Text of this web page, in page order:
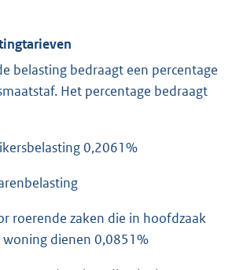
belasting bedraagt een percentage
Het percentage bedraagt
0,2061%
roerende zaken die in hoofdzaak
dienen 0,0851%